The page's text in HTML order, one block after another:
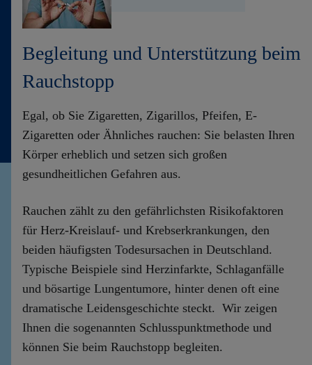
Begleitung und Unterstützung beim
Rauchstopp
Egal, ob Sie Zigaretten, Zigarillos, Pfeifen, E-
Zigaretten oder Ähnliches rauchen: Sie belasten Ihren
Körper erheblich und setzen sich großen
gesundheitlichen Gefahren aus.
Rauchen zählt zu den gefährlichsten Risikofaktoren
für Herz-Kreislauf- und Krebserkrankungen, den
beiden häufigsten Todesursachen in Deutschland.
Typische Beispiele sind Herzinfarkte, Schlaganfälle
und bösartige Lungentumore, hinter denen oft eine
dramatische Leidensgeschichte steckt. Wir zeigen
Ihnen die sogenannten Schlusspunktmethode und
können Sie beim Rauchstopp begleiten.